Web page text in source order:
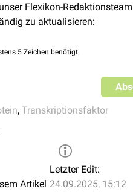
Flexikon-
zu aktualisieren:
5 Zeichen benötigt.
, Transkriptionsfaktor
Artikel
Letzter Edit:
24.09.2025, 15:12